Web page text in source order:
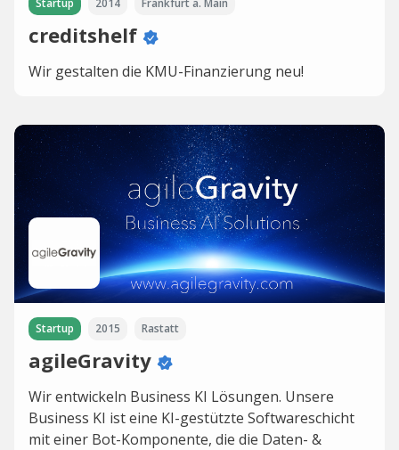
Startup 2014 Frankfurt a. Main
creditshelf
Wir gestalten die KMU-Finanzierung neu!
Startup 2015 Rastatt
agileGravity
Wir entwickeln Business KI Lösungen. Unsere
Business KI ist eine KI-gestützte Softwareschicht
mit einer Bot-Komponente, die die Daten- &